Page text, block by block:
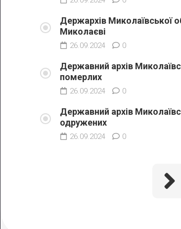
Держархів Миколаївської
Миколаєві
26.09.2024 0
Державний архів
померлих
26.09.2024 0
Державний архів
одружених
26.09.2024 0